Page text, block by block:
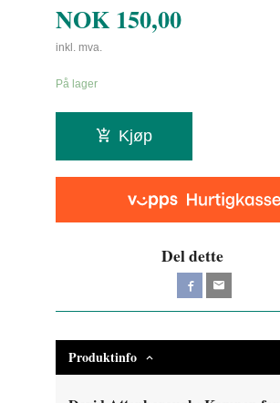
NOK 150,00
inkl. mva.
På lager
Kjøp
Del dette
Produktinfo